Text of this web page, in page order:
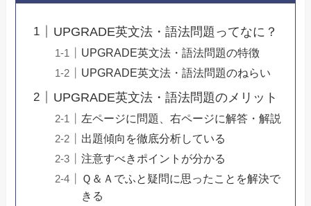
UPGRADE英文法・語法問題ってなに？
UPGRADE英文法・語法問題の特徴
UPGRADE英文法・語法問題のねらい
UPGRADE英文法・語法問題のメリット
左ページに問題、右ページに解答・解説
出題傾向を徹底分析している
注意すべきポイントが分かる
Ｑ＆Ａでふと疑問に思ったことを解決で
きる